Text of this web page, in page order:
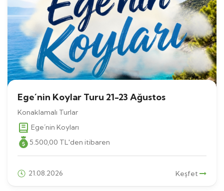
Ege´nin Koylar Turu 21-23 Ağustos
Konaklamalı Turlar
Ege´nin Koyları
5.500,00 TL'den itibaren
21.08.2026 Keşfet